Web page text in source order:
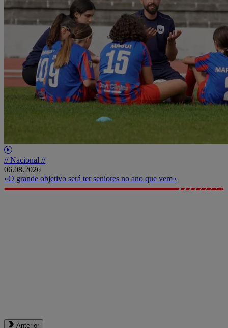
// Nacional //
06.08.2026
«O grande objetivo será ter seniores no ano que vem»
Anterior